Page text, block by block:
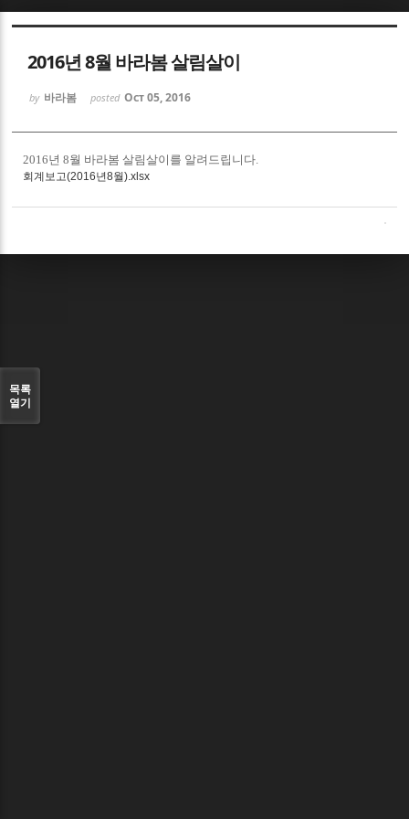
2016년 8월 바라봄 살림살이
by 바라봄 posted Oct 05, 2016
2016년 8월 바라봄 살림살이를 알려드립니다.
회계보고(2016년8월).xlsx
목록
열기
Sketchbook5, 스케치북5
Sketchbook5, 스케치북5